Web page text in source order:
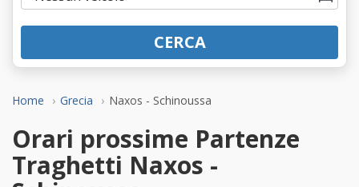
Home Grecia Naxos - Schinoussa
CERCA
Orari prossime Partenze
Traghetti Naxos -